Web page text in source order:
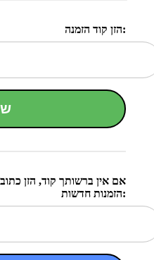
הזן קוד הזמנה:
אם אין ברשותך קוד, הזן
הזמנות חדשות: